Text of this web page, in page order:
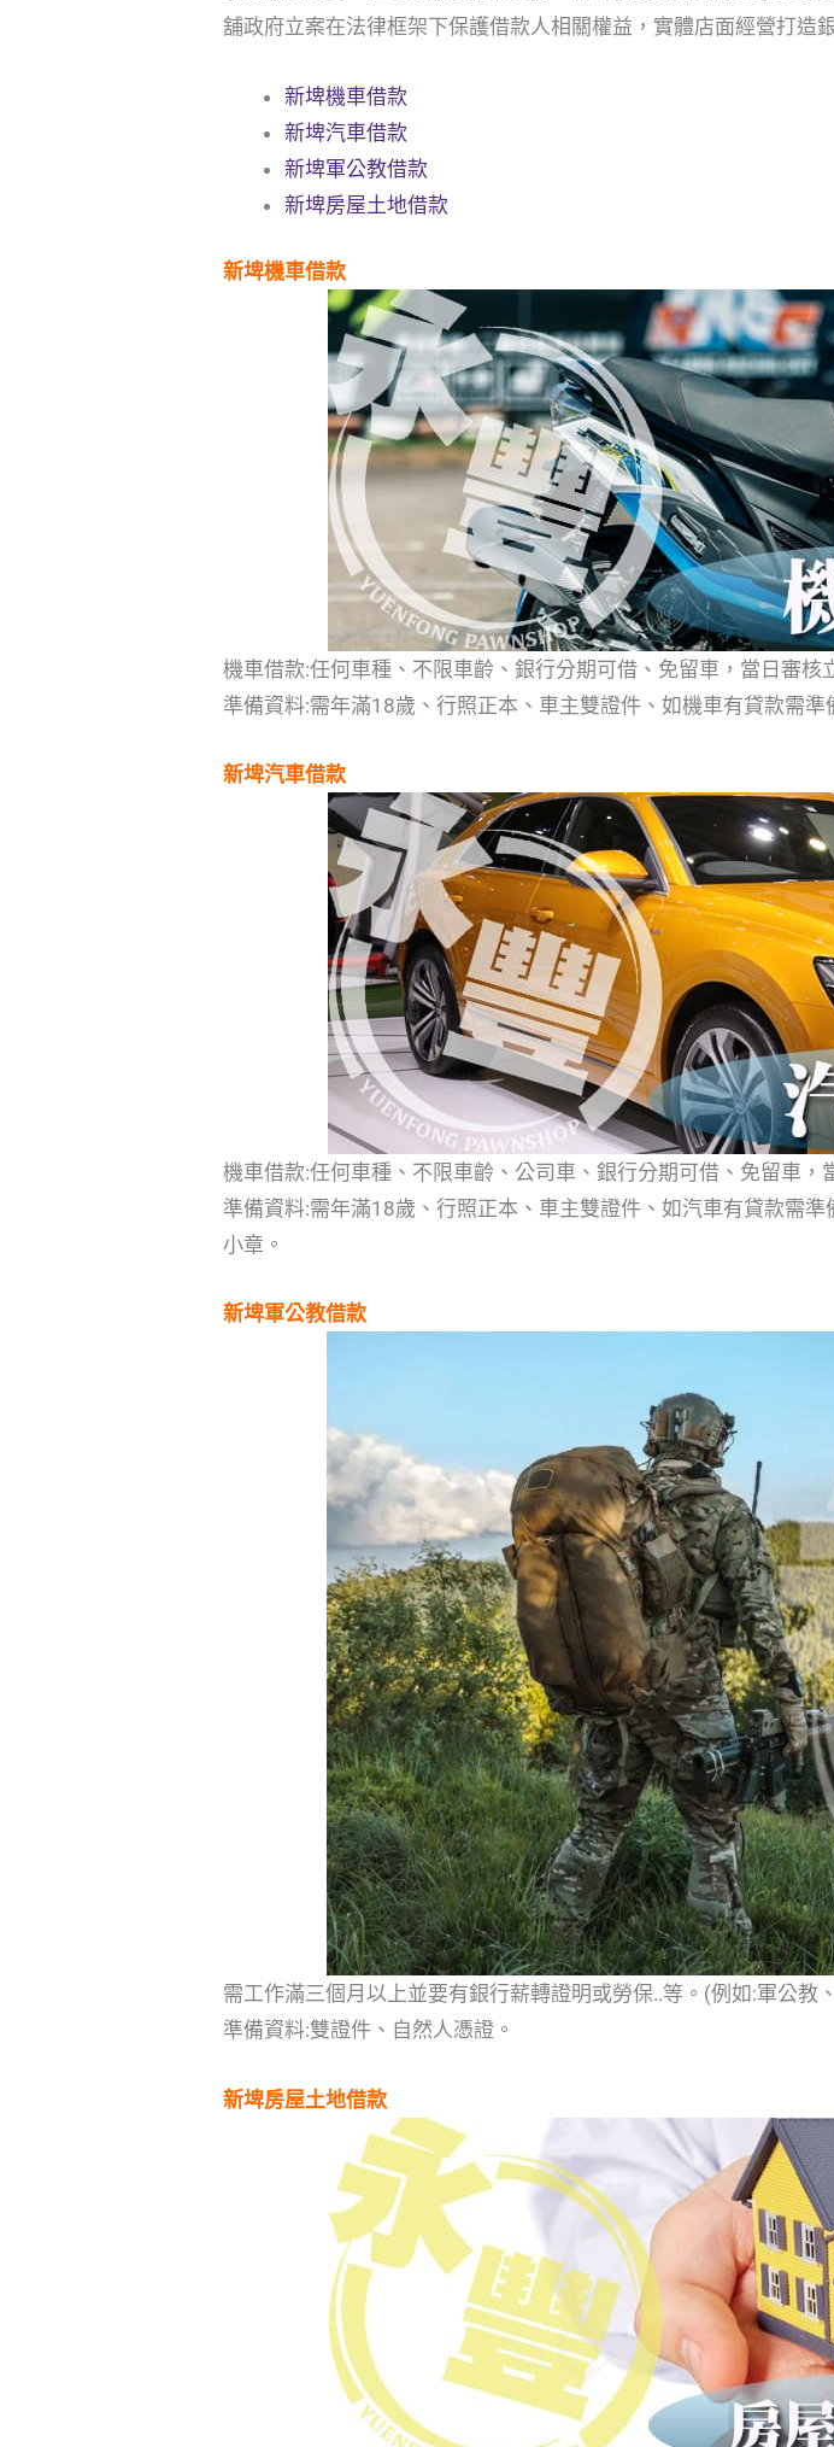
舖政府立案在法律框架下保護借款人相關權益，實體店面經營打造
新埤機車借款
新埤汽車借款
新埤軍公教借款
新埤房屋土地借款
新埤機車借款
機車借款:任何車種、不限車齡、銀行分期可借、免留車，當日審核
準備資料:需年滿18歲、行照正本、車主雙證件、如機車有貸款需準
新埤汽車借款
機車借款:任何車種、不限車齡、公司車、銀行分期可借、免留車，
準備資料:需年滿18歲、行照正本、車主雙證件、如汽車有貸款需
小章。
新埤軍公教借款
需工作滿三個月以上並要有銀行薪轉證明或勞保..等。(例如:軍公教
準備資料:雙證件、自然人憑證。
新埤房屋土地借款